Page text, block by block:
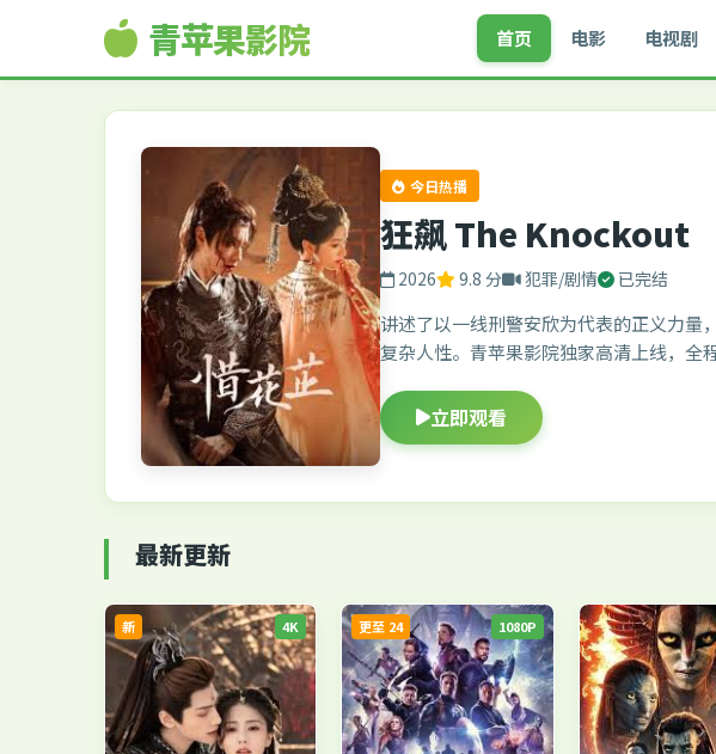
青苹果影院 首页 电影 电视剧
今日热播
狂飙 The Knockout
2026 9.8 分 犯罪/剧情 已完结
讲述了以一线刑警安欣为代表的正义力量
复杂人性。青苹果影院独家高清上线，全
立即观看
最新更新
4K
新 1080P
更至 24